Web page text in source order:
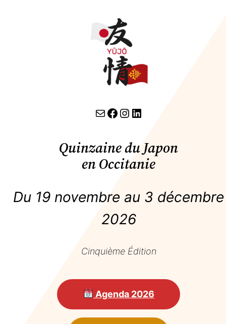
contact par email lien facebook Instagram LinkedIn
Quinzaine du Japon
en Occitanie
Du 19 novembre au 3 décembre
2026
Cinquième Édition
Agenda 2026